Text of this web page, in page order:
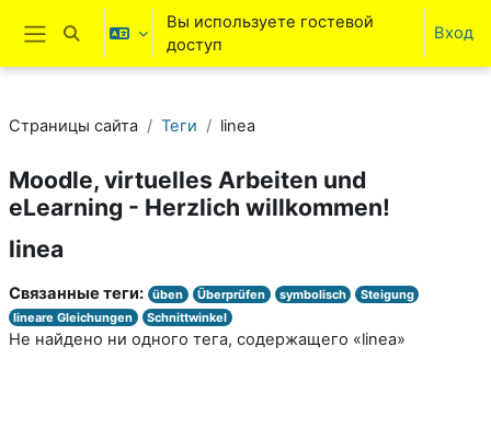
Перейти к основному содержанию
Боковая панель
Изменить данные поисковой строки
Вы используете гостевой
доступ
Вход
Страницы сайта Теги linea
Moodle, virtuelles Arbeiten und
eLearning - Herzlich willkommen!
linea
Связанные теги: üben Überprüfen symbolisch
Steigung
lineare Gleichungen
Schnittwinkel
Не найдено ни одного тега, содержащего «linea»